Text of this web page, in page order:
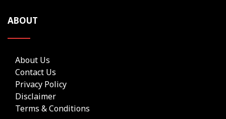
ABOUT
About Us
Contact Us
Privacy Policy
Disclaimer
Terms & Conditions